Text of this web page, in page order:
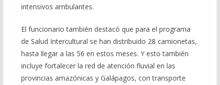
intensivos ambulantes.
El funcionario también destacó que para el programa
de Salud Intercultural se han distribuido 28 camionetas,
hasta llegar a las 56 en estos meses. Y esto también
incluye fortalecer la red de atención fluvial en las
provincias amazónicas y Galápagos, con transporte